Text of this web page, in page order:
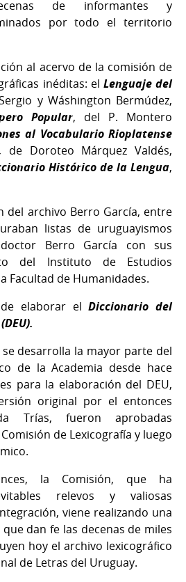
de informantes y
por todo el territorio
al acervo de la comisión de
inéditas: el Lenguaje del
y Wáshington Bermúdez,
Popular, del P. Montero
al Vocabulario Rioplatense
de Doroteo Márquez Valdés,
Histórico de la Lengua,
del archivo Berro García, entre
listas de uruguayismos
Berro García con sus
del Instituto de Estudios
Facultad de Humanidades.
de elaborar elDiccionario del
desarrolla la mayor parte del
de la Academia desde hace
para la elaboración del DEU,
original por el entonces
Trías, fueron aprobadas
de Lexicografía y luego
la Comisión, que ha
relevos y valiosas
viene realizando una
dan fe las decenas de miles
hoy el archivo lexicográfico
de Letras del Uruguay.